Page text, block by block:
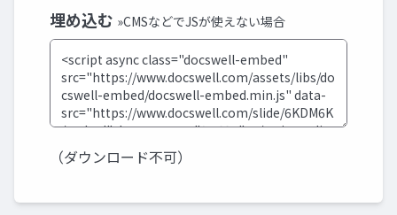
埋め込む »CMSなどでJSが使えない場合
（ダウンロード不可）